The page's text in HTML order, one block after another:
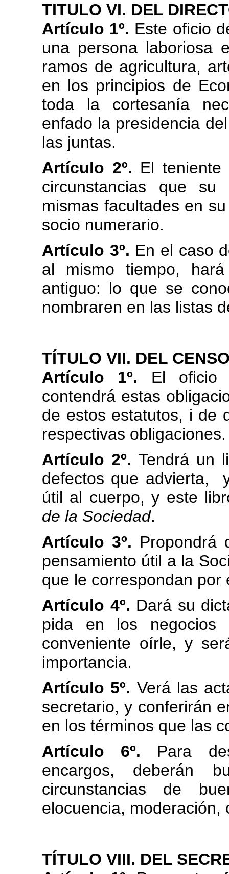
TITULO VI. DEL
Artículo 1º. Este oficio
una persona laboriosa
ramos de agricultura,
en los principios de
toda la cortesanía
enfado la presidencia
las juntas.
Artículo 2º. El
circunstancias que su
mismas facultades en
socio numerario.
Artículo 3º. En el caso
al mismo tiempo,
antiguo: lo que se
nombraren en las listas
TÍTULO VII. DEL
Artículo 1º. El oficio
contendrá estas
de estos estatutos, i de
respectivas obligaciones.
Artículo 2º. Tendrá un
defectos que advierta,
útil al cuerpo, y este
de la Sociedad.
Artículo 3º. Propondrá
pensamiento útil a la
que le correspondan por
Artículo 4º. Dará su
pida en los
conveniente oírle, y
importancia.
Artículo 5º. Verá las
secretario, y conferirán
en los términos que las
Artículo 6º. Para
encargos, deberán
circunstancias de
elocuencia,
TÍTULO VIII. DEL